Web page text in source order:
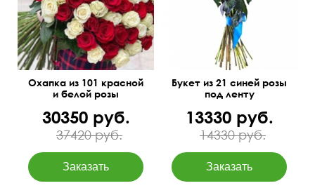
Охапка из 101 красной
и белой розы
30350 руб.
37420 руб.
50 см
30 см
Букет из 21 синей розы
под ленту
13330 руб.
14330 руб.